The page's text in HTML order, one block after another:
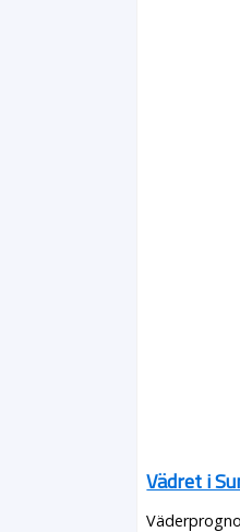
Vädret i